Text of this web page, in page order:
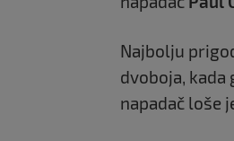
Najbolju
dvoboja,
napadač loše